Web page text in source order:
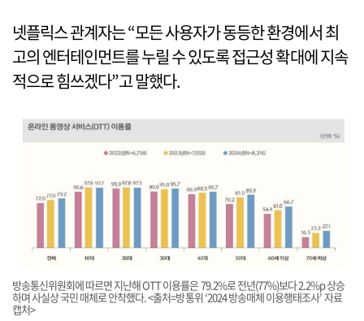
넷플릭스 관계자는 “모든 사용자가 동등한 환경에서 최
고의 엔터테인먼트를 누릴 수 있도록 접근성 확대에 지속
적으로 힘쓰겠다”고 말했다.
방송통신위원회에 따르면 지난해 OTT 이용률은 79.2%로 전년(77%)보다 2.2%p 상승
하며 사실상 국민 매체로 안착했다. <출처=방통위 ‘2024 방송매체 이용행태조사’ 자료
캡처>